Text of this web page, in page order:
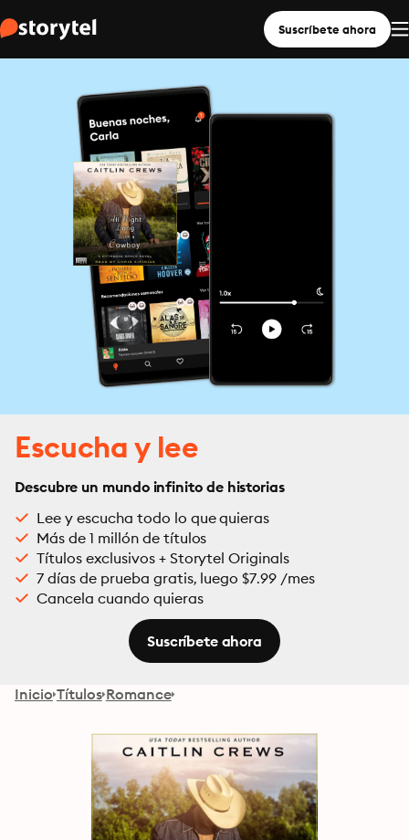
Suscríbete ahora
Escucha y lee
Descubre un mundo infinito de historias
Lee y escucha todo lo que quieras
Más de 1 millón de títulos
Títulos exclusivos + Storytel Originals
7 días de prueba gratis, luego $7.99 /mes
Cancela cuando quieras
Suscríbete ahora
Inicio Títulos Romance